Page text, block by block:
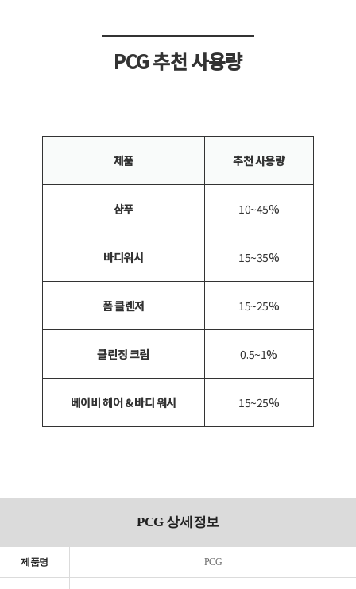
PCG 추천 사용량
제품 추천 사용량
샴푸 10~45%
바디워시 15~35%
폼 클렌저 15~25%
클린징 크림 0.5~1%
베이비 헤어 & 바디 워시 15~25%
PCG 상세정보
제품명 PCG